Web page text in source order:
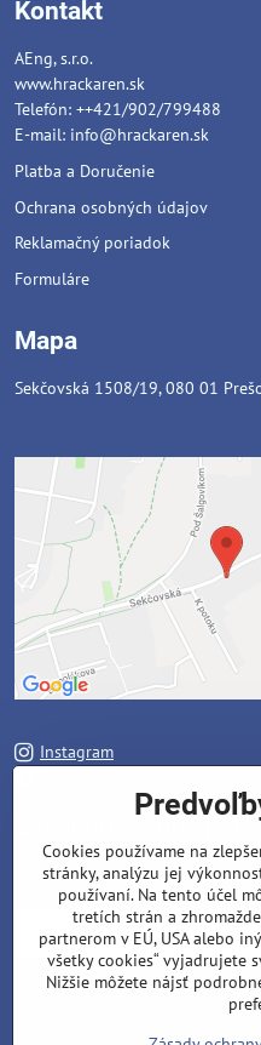
Kontakt
AEng, s.r.o.
www.hrackaren.sk
Telefón: ++421/902/799488
E-mail: info@hrackaren.sk
Platba a Doručenie
Ochrana osobných údajov
Reklamačný poriadok
Formuláre
Mapa
Sekčovská 1508/19, 080 01
Instagram
Váš telefón*
Cookies používame na
stránky, analýzu jej
používaní. Na tento účel
tretích strán a
partnerom v EÚ, USA alebo
všetky cookies“ vyjadrujete
Nižšie môžete nájsť